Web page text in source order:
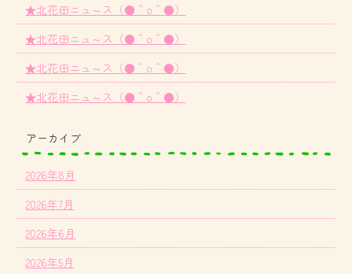
★北花田ニュ～ス（●＾o＾●）
★北花田ニュ～ス（●＾o＾●）
★北花田ニュ～ス（●＾o＾●）
★北花田ニュ～ス（●＾o＾●）
アーカイブ
2026年8月
2026年7月
2026年6月
2026年5月